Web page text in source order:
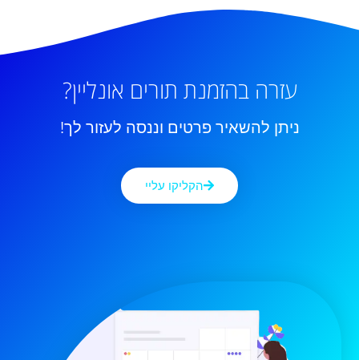
עזרה בהזמנת תורים אונליין?
ניתן להשאיר פרטים וננסה לעזור לך!
הקליקו עליי